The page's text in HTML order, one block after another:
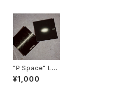
"P Space" Lu
minous Sticke
r Set
¥1,000